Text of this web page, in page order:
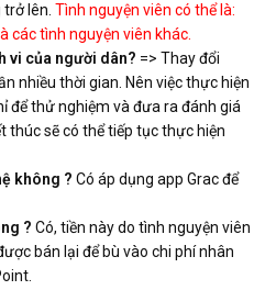
trở lên. Tình nguyện viên có thể là:
các tình nguyện viên khác.
vi của người dân? => Thay đổi
nhiều thời gian. Nên việc thực hiện
để thử nghiệm và đưa ra đánh giá
thúc sẽ có thể tiếp tục thực hiện
không ? Có áp dụng app Grac để
? Có, tiền này do tình nguyện viên
bán lại để bù vào chi phí nhân